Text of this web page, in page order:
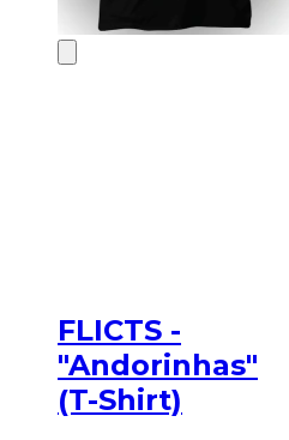
FLICTS -
"Andorinhas"
(T-Shirt)